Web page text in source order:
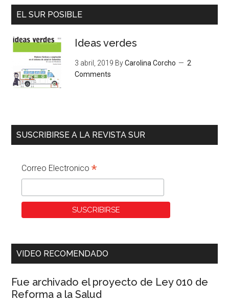
EL SUR POSIBLE
Ideas verdes
3 abril, 2019 ByCarolina Corcho
2
Comments
SUSCRIBIRSE A LA REVISTA SUR
Correo Electronico*
VIDEO RECOMENDADO
Fue archivado el proyecto de Ley 010 de
Reforma a la Salud